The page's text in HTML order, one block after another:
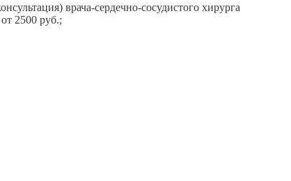
врача-сердечно-сосудистого хирурга
2500 руб.;